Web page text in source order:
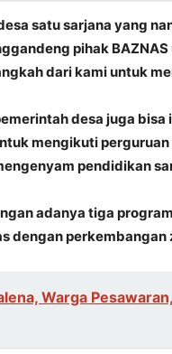
satu sarjana yang
pihak
dari kami untuk
desa juga
mengikuti
pendidikan
adanya tiga
dengan
Warga